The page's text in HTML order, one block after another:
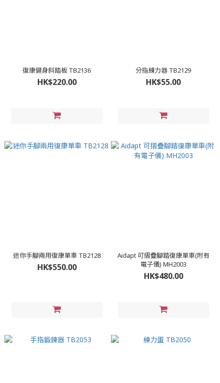
復康健身斜踏板 TB2136
HK$220.00
分指練力器 TB2129
HK$55.00
迷你手腳兩用復康單車 TB2128
HK$550.00
Aidapt 可摺疊腳踏復康單車(附有
電子儀) MH2003
HK$480.00